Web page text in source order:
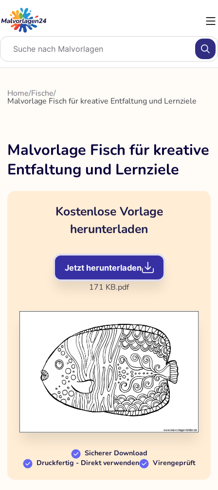
Inhalt
springen
Home/Fische/
Malvorlage Fisch für kreative Entfaltung und Lernziele
Malvorlage Fisch für kreative
Entfaltung und Lernziele
Kostenlose Vorlage
herunterladen
Jetzt herunterladen
171 KB.pdf
Sicherer Download
Druckfertig - Direkt verwenden
Virengeprüft